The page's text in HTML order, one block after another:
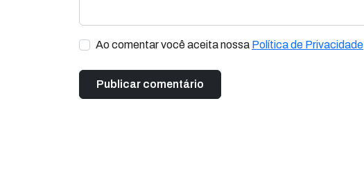
Ao comentar você aceita nossa Política de Privacidade